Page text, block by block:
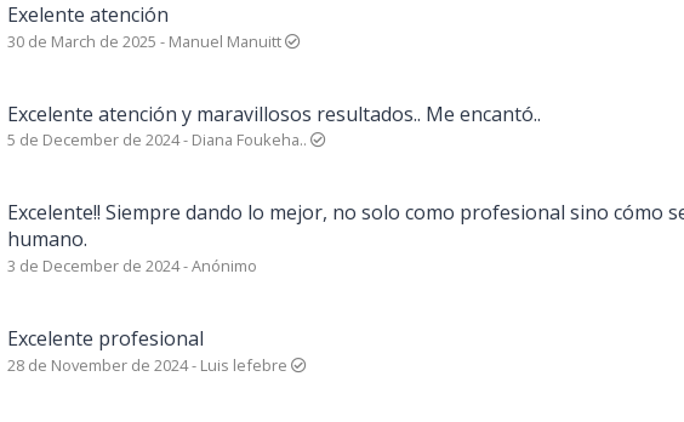
Exelente atención
30 de March de 2025 - Manuel Manuitt
Excelente atención y maravillosos resultados.. Me encantó..
5 de December de 2024- Diana Foukeha..
Excelente!! Siempre dando lo mejor, no solo como profesional sino cómo
humano.
3 de December de 2024-Anónimo
Excelente profesional
28 de November de 2024- Luis lefebre